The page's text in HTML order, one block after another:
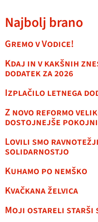
Najbolj brano
Gremo v Vodice!
Kdaj in v kakšnih
dodatek za 2026
Izplačilo letnega
Z novo reformo
dostojnejše
Lovili smo
solidarnostjo
Kuhamo po nemško
Kvačkana želvica
Moji ostareli starši